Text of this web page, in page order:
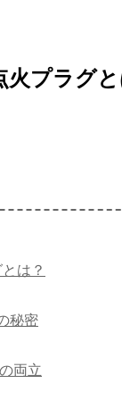
火プラグ
は？
秘密
両立